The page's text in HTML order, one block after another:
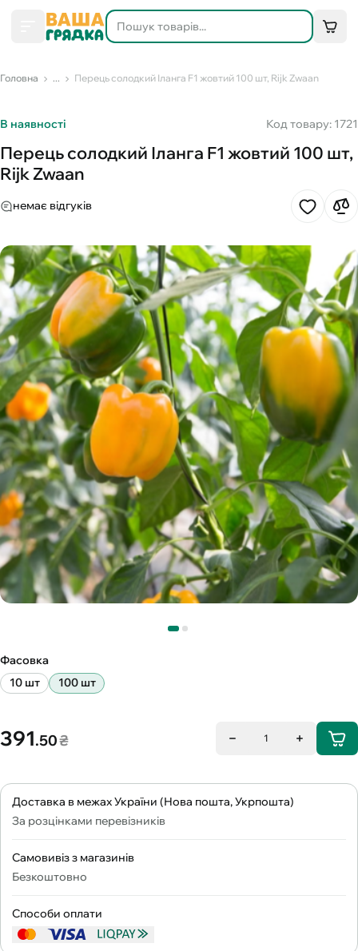
Головна ... Перець солодкий Іланга F1 жовтий 100 шт, Rijk Zwaan
В наявності Код товару: 1721
Перець солодкий Іланга F1 жовтий 100 шт,
Rijk Zwaan
немає відгуків
Фасовка
10 шт
100 шт
391.50₴ 1
Доставка в межах України (Нова пошта, Укрпошта)
За розцінками перевізників
Самовивіз з магазинів
Безкоштовно
Способи оплати